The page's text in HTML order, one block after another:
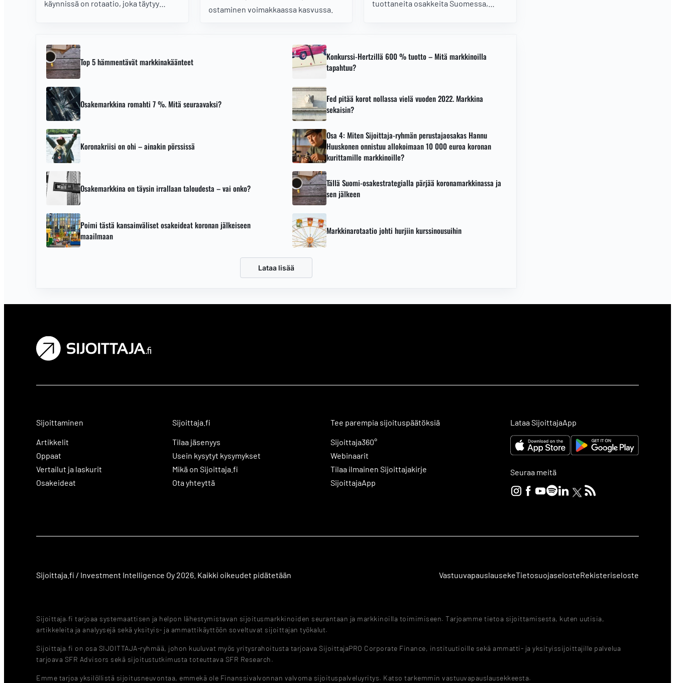
käynnissä on rotaatio, joka täytyy
markkinanäkemyksemme.
ostaminen voimakkaassa kasvussa.
tuottaneita osakkeita Suomessa,
Top 5 hämmentävät markkinakäänteet
Konkurssi-Hertzillä 600 % tuotto – Mitä markkinoilla
tapahtuu?
Osakemarkkina romahti 7 %. Mitä seuraavaksi?
Fed pitää korot nollassa vielä vuoden 2022. Markkina
sekaisin?
Koronakriisi on ohi – ainakin pörssissä
Osa 4: Miten Sijoittaja-ryhmän perustajaosakas Hannu
Huuskonen onnistuu allokoimaan 10 000 euroa koronan
kurittamille markkinoille?
Osakemarkkina on täysin irrallaan taloudesta – vai onko?
Tällä Suomi-osakestrategialla pärjää koronamarkkinassa ja
sen jälkeen
Poimi tästä kansainväliset osakeideat koronan jälkeiseen
maailmaan
Markkinarotaatio johti hurjiin kurssinousuihin
Lataa lisää
Sijoittaminen
Artikkelit
Oppaat
Vertailut ja laskurit
Osakeideat
Sijoittaja.fi
Tilaa jäsenyys
Usein kysytyt kysymykset
Mikä on Sijoittaja.fi
Ota yhteyttä
Tee parempia sijoituspäätöksiä
Sijoittaja360°
Webinaarit
Tilaa ilmainen Sijoittajakirje
SijoittajaApp
Lataa SijoittajaApp
Seuraa meitä
Sijoittaja.fi / Investment Intelligence Oy 2026. Kaikki oikeudet pidätetään VastuuvapauslausekeTietosuojaselosteRekisteriseloste
Sijoittaja.fi tarjoaa systemaattisen ja helpon lähestymistavan sijoitusmarkkinoiden seurantaan ja markkinoilla toimimiseen. Tarjoamme tietoa sijoittamisesta, kuten uutisia,
artikkeleita ja analyysejä sekä yksityis- ja ammattikäyttöön soveltuvat sijoittajan työkalut.
Sijoittaja.fi on osa SIJOITTAJA-ryhmää, johon kuuluvat myös yritysrahoitusta tarjoava SijoittajaPRO Corporate Finance, instituutioille sekä ammatti- ja yksityissijoittajille palvelua
tarjoava SFR Advisors sekä sijoitustutkimusta toteuttava SFR Research.
Emme tarjoa yksilöllistä sijoitusneuvontaa, emmekä ole Finanssivalvonnan valvoma sijoituspalveluyritys. Katso tarkemmin vastuuvapauslausekkeesta.